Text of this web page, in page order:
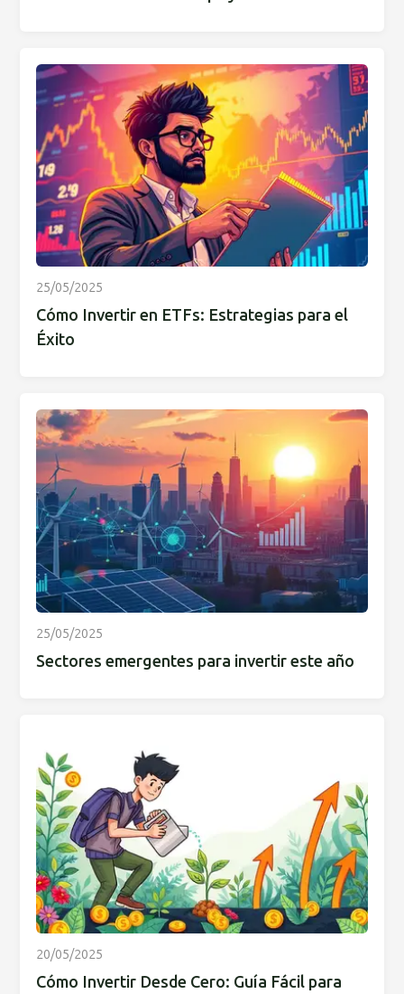
25/05/2025
Cómo Invertir en ETFs: Estrategias para el
Éxito
25/05/2025
Sectores emergentes para invertir este año
20/05/2025
Cómo Invertir Desde Cero: Guía Fácil para